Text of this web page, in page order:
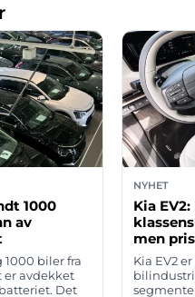
1000
av
biler fra
er avdekket
Det
NYHET
Kia
men
Kia EV2